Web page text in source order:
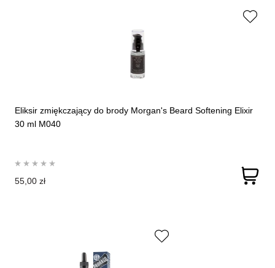
Eliksir zmiękczający do brody Morgan's Beard Softening Elixir
30 ml M040
55,00 zł